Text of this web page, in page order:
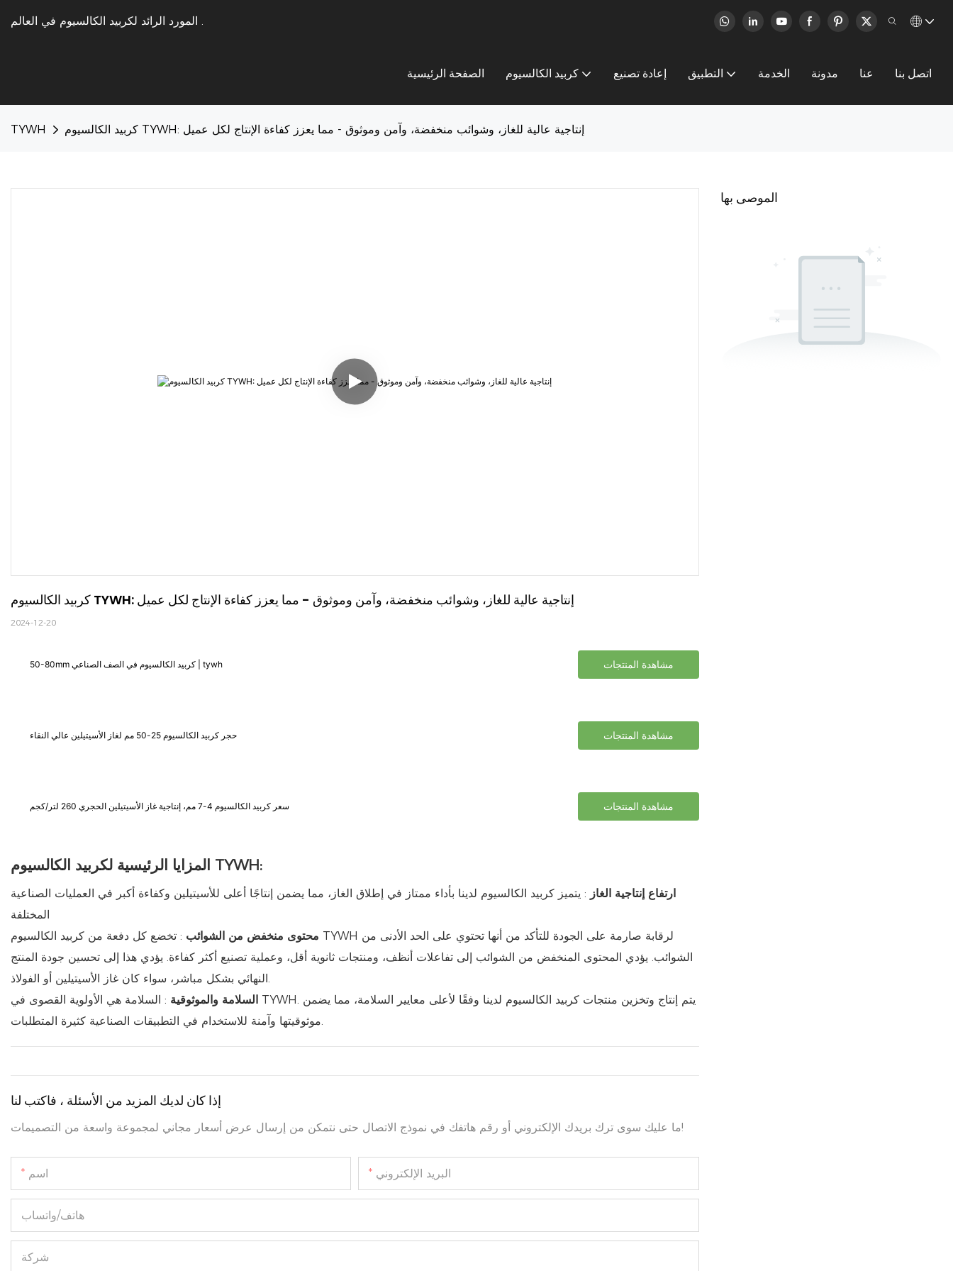
.
الصفحة الرئيسية كربيد الكالسيوم إعادة تصنيع التطبيق الخدمة مدونة عنا اتصل بنا
TYWH كربيد الكالسيوم TYWH: إنتاجية عالية للغاز، وشوائب منخفضة، وآمن وموثوق - مما يعزز كفاءة الإنتاج لكل عميل
كربيد الكالسيوم TYWH: إنتاجية عالية للغاز، وشوائب منخفضة، وآمن وموثوق - مما يعزز كفاءة الإنتاج لكل عميل
2024-12-20
50-80mm كربيد الكالسيوم في الصف الصناعي | tywh مشاهدة المنتجات
حجر كربيد الكالسيوم 25-50 مم لغاز الأسيتيلين عالي النقاء مشاهدة المنتجات
سعر كربيد الكالسيوم 4-7 مم، إنتاجية غاز الأسيتيلين الحجري 260 لتر/كجم مشاهدة المنتجات
المزايا الرئيسية لكربيد الكالسيوم TYWH:
ارتفاع إنتاجية الغاز : يتميز كربيد الكالسيوم لدينا بأداء ممتاز في إطلاق الغاز، مما يضمن إنتاجًا أعلى للأسيتيلين وكفاءة أكبر في العمليات الصناعية
محتوى منخفض من الشوائب : تخضع كل دفعة من كربيد الكالسيوم TYWH لرقابة صارمة على الجودة للتأكد من أنها تحتوي على الحد الأدنى من
الشوائب. يؤدي المحتوى المنخفض من الشوائب إلى تفاعلات أنظف، ومنتجات ثانوية أقل، وعملية تصنيع أكثر كفاءة. يؤدي هذا إلى تحسين جودة المنتج
النهائي بشكل مباشر، سواء كان غاز الأسيتيلين أو الفولاذ.
السلامة والموثوقية : السلامة هي الأولوية القصوى في TYWH. يتم إنتاج وتخزين منتجات كربيد الكالسيوم لدينا وفقًا لأعلى معايير السلامة، مما يضمن
موثوقيتها وآمنة للاستخدام في التطبيقات الصناعية كثيرة المتطلبات.
إذا كان لديك المزيد من الأسئلة ، فاكتب لنا
ما عليك سوى ترك بريدك الإلكتروني أو رقم هاتفك في نموذج الاتصال حتى نتمكن من إرسال عرض أسعار مجاني لمجموعة واسعة من التصميمات!
اسم البريد الإلكتروني
هاتف/واتساب
شركة
الموصى بها